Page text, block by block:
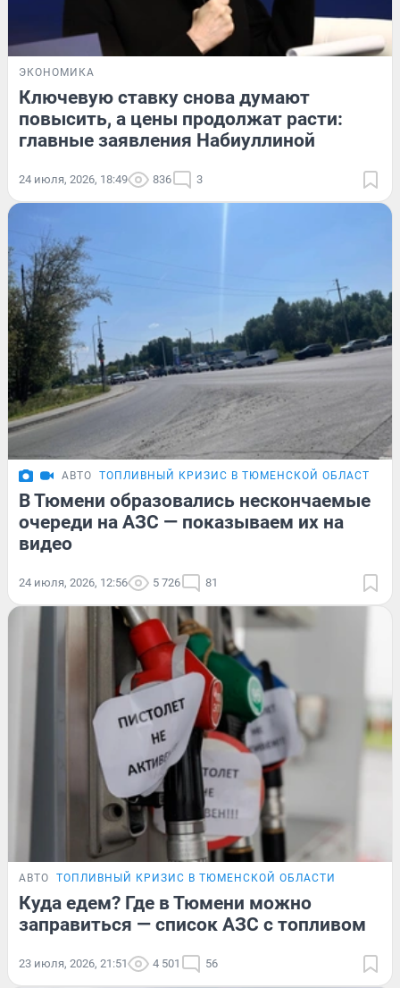
ЭКОНОМИКА
Ключевую ставку снова думают
повысить, а цены продолжат расти:
главные заявления Набиуллиной
24 июля, 2026, 18:49 836 3
АВТО ТОПЛИВНЫЙ КРИЗИС В ТЮМЕНСКОЙ ОБЛАСТИ
В Тюмени образовались нескончаемые
очереди на АЗС — показываем их на
видео
24 июля, 2026, 12:56 5 726 81
АВТО ТОПЛИВНЫЙ КРИЗИС В ТЮМЕНСКОЙ ОБЛАСТИ
Куда едем? Где в Тюмени можно
заправиться — список АЗС с топливом
23 июля, 2026, 21:51 4 501 56